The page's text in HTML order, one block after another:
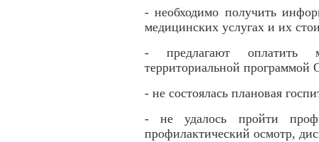
- необходимо получить
медицинских услугах и их
- предлагают оплатить
территориальной
- не состоялась плановая
- не удалось пройти
профилактический осмотр,